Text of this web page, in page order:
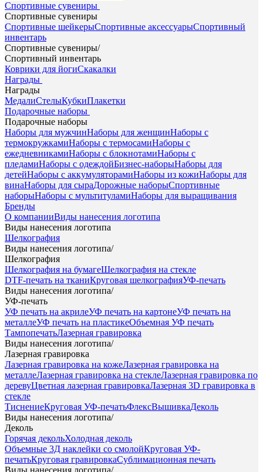
Спортивные сувениры
Спортивные сувениры
Спортивные шейкерыСпортивные аксессуарыСпортивный
инвентарь
Спортивные сувениры/
Спортивный инвентарь
Коврики для йогиСкакалки
Награды
Награды
МедалиСтелыКубкиПлакетки
Подарочные наборы
Подарочные наборы
Наборы для мужчинНаборы для женщинНаборы с
термокружкамиНаборы с термосамиНаборы с
ежедневникамиНаборы с блокнотамиНаборы с
пледамиНаборы с одеждойБизнес-наборыНаборы для
детейНаборы с аккумуляторамиНаборы из кожиНаборы для
винаНаборы для сыраДорожные наборыСпортивные
наборыНаборы с мультитуламиНаборы для выращивания
Бренды
О компанииВиды нанесения логотипа
Виды нанесения логотипа
Шелкография
Виды нанесения логотипа/
Шелкография
Шелкография на бумагеШелкография на стекле
DTF-печать на тканиКруговая шелкографияУФ-печать
Виды нанесения логотипа/
УФ-печать
УФ печать на акрилеУФ печать на картонеУФ печать на
металлеУФ печать на пластикеОбъемная УФ печать
ТампопечатьЛазерная гравировка
Виды нанесения логотипа/
Лазерная гравировка
Лазерная гравировка на кожеЛазерная гравировка на
металлеЛазерная гравировка на стеклеЛазерная гравировка по
деревуЦветная лазерная гравировкаЛазерная 3D гравировка в
стекле
ТиснениеКруговая УФ-печатьФлексВышивкаДеколь
Виды нанесения логотипа/
Деколь
Горячая декольХолодная деколь
Объемные 3Д наклейки со смолойКруговая УФ-
печатьКруговая гравировкаСублимационная печать
Виды нанесения логотипа/